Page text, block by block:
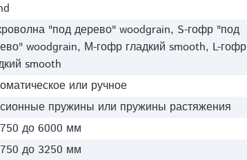
"под дерево" woodgrain, S-гофр "под
woodgrain, М-гофр гладкий smooth, L-гофр
smooth
или ручное
пружины или пружины растяжения
до 6000 мм
до 3250 мм